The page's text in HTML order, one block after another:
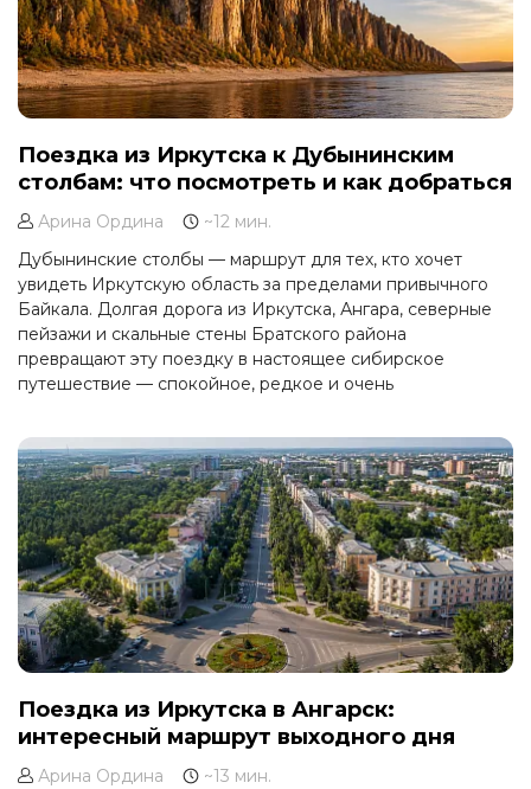
Поездка из Иркутска к Дубынинским
столбам: что посмотреть и как добраться
Арина Ордина
~12 мин.
Дубынинские столбы — маршрут для тех, кто хочет
увидеть Иркутскую область за пределами привычного
Байкала. Долгая дорога из Иркутска, Ангара, северные
пейзажи и скальные стены Братского района
превращают эту поездку в настоящее сибирское
путешествие — спокойное, редкое и очень
Поездка из Иркутска в Ангарск:
интересный маршрут выходного дня
Арина Ордина
~13 мин.